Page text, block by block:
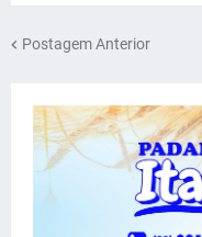
Postagem Anterior